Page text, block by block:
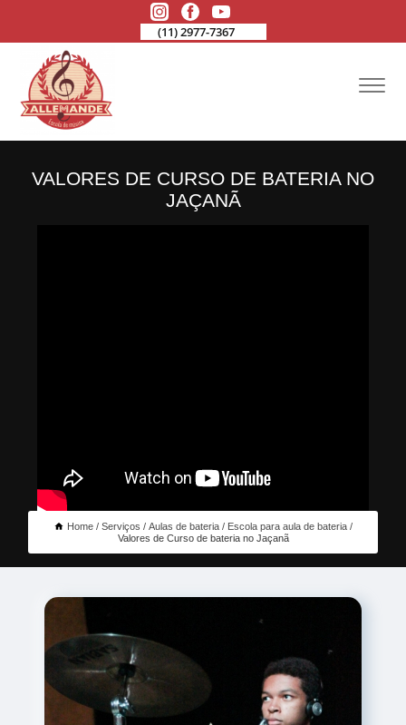
(11) 2977-7367
VALORES DE CURSO DE BATERIA NO
JAÇANÃ
Home Serviços Aulas de bateria
Escola para aula de bateria
Valores de Curso de bateria no Jaçanã